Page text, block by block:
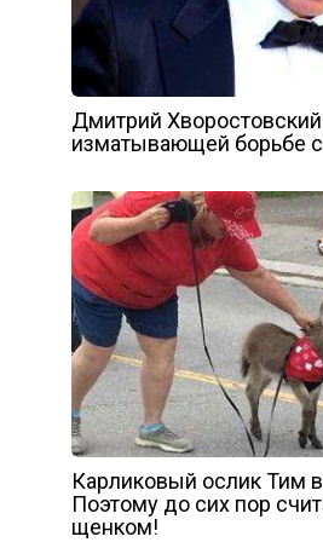
Дмитрий
изматывающей борьбе
Карликовый ослик Тим
Поэтому до сих пор
щенком!